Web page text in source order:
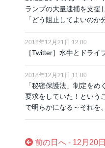
ランプの大量逮捕を支援
「どう阻止してよいのか
2018年12月21日 12:00
［Twitter］水牛とドライ
2018年12月21日 11:00
「秘密保護法」制定を
要求をしていた！という
で明らかになる～それを
前の日へ - 12月20日